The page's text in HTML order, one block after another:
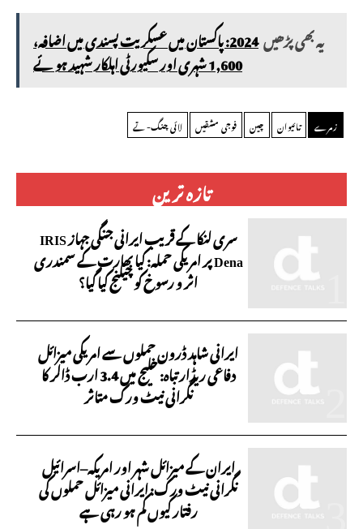
تازہ ترین
سری لنکا کے قریب ایرانی جنگی جہاز IRIS
Dena پر امریکی حملہ: کیا بھارت کے سمندری
اثر و رسوخ کو چیلنج کیا گیا؟
ایرانی شاہد ڈرون حملوں سے امریکی میزائل
دفاعی ریڈار تباہ: خلیج میں 3.4 ارب ڈالر کا
نگرانی نیٹ ورک متاثر
ایران کے میزائل شہر اور امریکہ–اسرائیل
نگرانی نیٹ ورک: ایرانی میزائل حملوں کی
رفتار کیوں کم ہو رہی ہے
یہ بھی پڑھیں 2024: پاکستان میں عسکریت پسندی میں اضافہ،
1,600 شہری اور سکیورٹی اہلکار شہید ہو ئے
زمرے تائیوان چین فوجی مشقیں لائی چنگ-تے